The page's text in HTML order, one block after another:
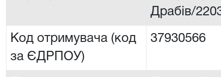
Драбів/
Код отримувача (код
за ЄДРПОУ)
37930566